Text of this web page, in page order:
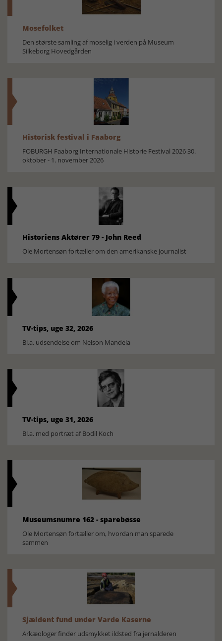
Mosefolket
Den største samling af moselig i verden på Museum
Silkeborg Hovedgården
Historisk festival i Faaborg
FOBURGH Faaborg Internationale Historie Festival 2026 30.
oktober - 1. november 2026
Historiens Aktører 79 - John Reed
Ole Mortensøn fortæller om den amerikanske journalist
TV-tips, uge 32, 2026
Bl.a. udsendelse om Nelson Mandela
TV-tips, uge 31, 2026
Bl.a. med portræt af Bodil Koch
Museumsnumre 162 - sparebøsse
Ole Mortensøn fortæller om, hvordan man sparede
sammen
Sjældent fund under Varde Kaserne
Arkæologer finder udsmykket ildsted fra jernalderen